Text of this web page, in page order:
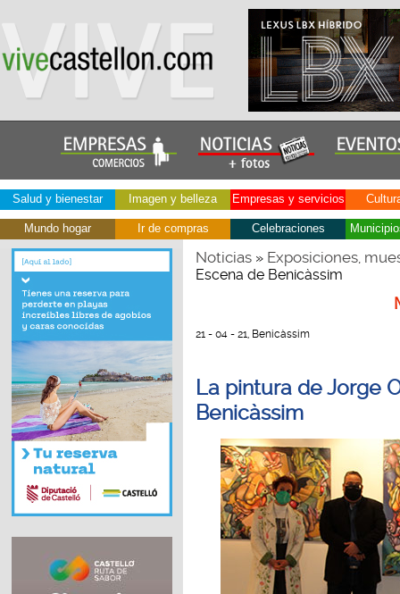
Salud y bienestar Imagen y belleza Empresas y servicios
Mundo hogar Ir de compras Celebraciones
Noticias» Exposiciones,
Escena de Benicàssim
21 - 04 - 21, Benicàssim
La pintura de Jorge
Benicàssim